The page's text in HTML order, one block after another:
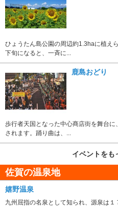
ひょうたん島公園の周辺約1.3haに植え
下旬になると、一斉に...
鹿島おどり
歩行者天国となった中心商店街を舞台
されます。踊り曲は、...
イベントをも
佐賀の温泉地
嬉野温泉
九州屈指の名泉として知られ、源泉は